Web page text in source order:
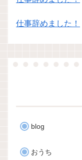
仕事辞めました！
blog
おうち